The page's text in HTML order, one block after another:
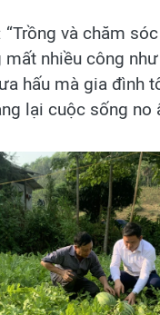
và chăm
mất nhiều công
hấu mà gia đình
lại cuộc sống no